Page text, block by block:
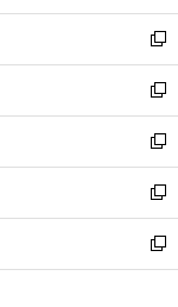
開
く
ウ
で
開
く
ン
ド
ウ
で
開
く
ウ
ィ
ン
ド
ウ
で
開
く
新
し
い
ウ
ィ
ン
ド
ウ
で
開
新
し
い
ウ
ィ
ン
ド
ウ
新
し
い
ウ
ィ
ン
新
し
い
ウ
新
し